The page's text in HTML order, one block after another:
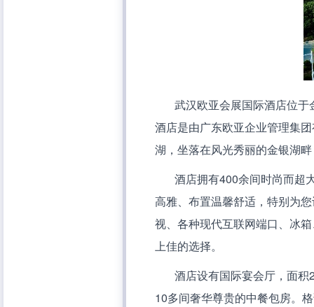
武汉欧亚会展国际酒店位
酒店是由广东欧亚企业管理集
湖，坐落在风光秀丽的金银湖
酒店拥有400余间时尚而超
高雅、布置温馨舒适，特别为
视、各种现代互联网端口、冰
上佳的选择。
酒店设有国际宴会厅，面
10多间奢华尊贵的中餐包房。